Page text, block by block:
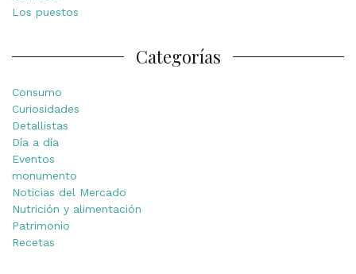
Los puestos
Categorías
Consumo
Curiosidades
Detallistas
Día a día
Eventos
monumento
Noticias del Mercado
Nutrición y alimentación
Patrimonio
Recetas